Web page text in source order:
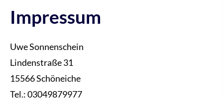
Impressum
Uwe Sonnenschein
Lindenstraße 31
15566 Schöneiche
Tel.: 03049879977